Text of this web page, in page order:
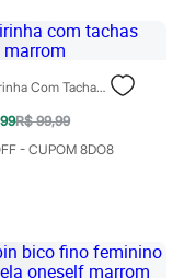
Rasteirinha Com Tachas Oneself Marrom
R$ 99,99
- CUPOM 8DO8